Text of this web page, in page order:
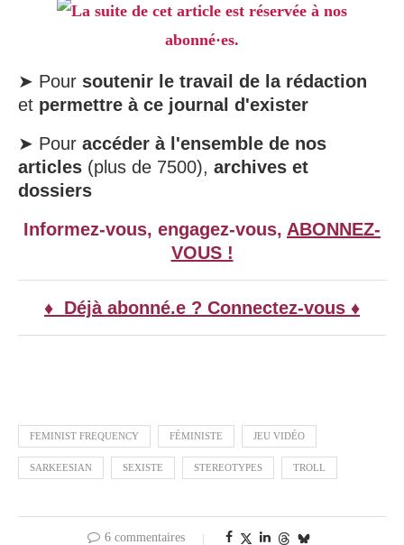
La suite de cet article est réservée à nos
abonné·es.
➤ Pour soutenir le travail de la rédaction
et permettre à ce journal d'exister
➤ Pour accéder à l'ensemble de nos
articles (plus de 7500), archives et
dossiers
Informez-vous, engagez-vous, ABONNEZ-
VOUS !
♦ Déjà abonné.e ? Connectez-vous ♦
FEMINIST FREQUENCY FÉMINISTE JEU VIDÉO
SARKEESIAN SEXISTE STEREOTYPES TROLL
6 commentaires